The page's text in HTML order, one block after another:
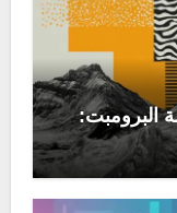
البرومبت: